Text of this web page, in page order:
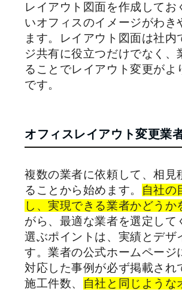
レイアウト図面を作成してお
いオフィスのイメージがわき
ます。レイアウト図面は社内
ジ共有に役立つだけでなく、
ることでレイアウト変更がよ
です。
オフィスレイアウト変更業
複数の業者に依頼して、相見
ることから始めます。
自社の
し、実現できる業者かどうか
がら、最適な業者を選定して
選ぶポイントは、実績とデザ
す。業者の公式ホームページ
対応した事例が必ず掲載され
施工件数、
自社と同じような